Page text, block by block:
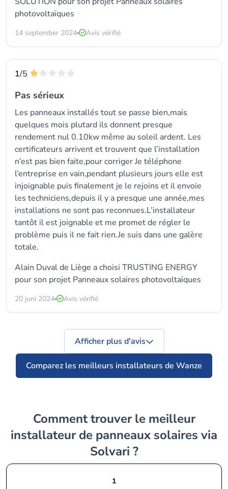
photovoltaïques
14 september 2024 Avis vérifié
1/5
Pas sérieux
Les panneaux installés tout se passe bien,mais
quelques mois plutard ils donnent presque
rendement nul 0.10kw même au soleil ardent. Les
certificateurs arrivent et trouvent que l’installation
n’est pas bien faite,pour corriger Je téléphone
l’entreprise en vain,pendant plusieurs jours elle est
injoignable puis finalement je le rejoins et il envoie
les techniciens,depuis il y a presque une année,mes
installations ne sont pas reconnues.L’installateur
tantôt il est joignable et me promet de régler le
problème puis il ne fait rien.Je suis dans une galère
totale.
Alain Duval de Liège a choisi TRUSTING ENERGY
pour son projet Panneaux solaires photovoltaïques
20 juni 2024 Avis vérifié
Comparez les meilleurs installateurs de Wanze
Afficher plus d'avis
Comment trouver le meilleur
installateur de panneaux solaires via
Solvari ?
1